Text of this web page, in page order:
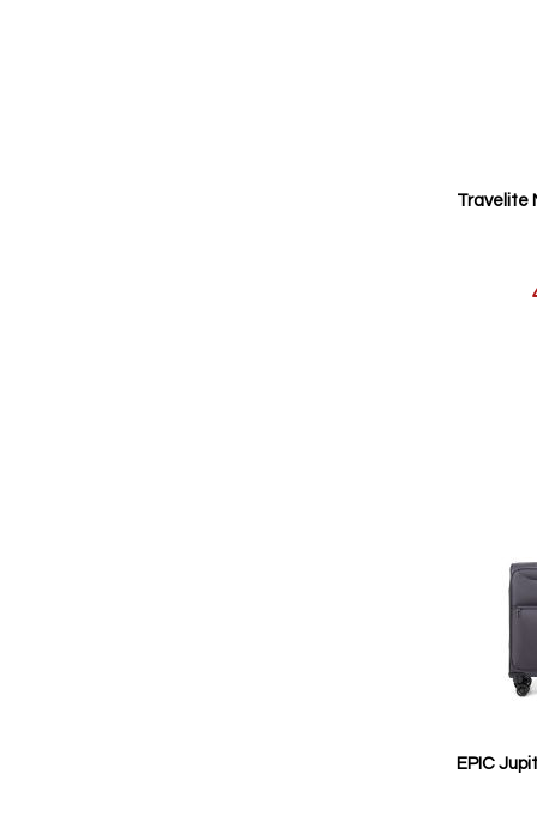
Travelite
EPIC